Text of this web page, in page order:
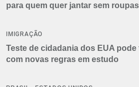
para quem quer jantar sem roupas
IMIGRAÇÃO
Teste de cidadania dos EUA
com novas regras em estudo